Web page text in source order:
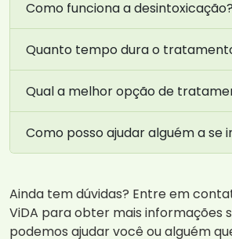
Como funciona a desintoxicação?
Quanto tempo dura o
Qual a melhor opção de
Como posso ajudar alguém a se
Ainda tem dúvidas? Entre em
ViDA para obter mais informações
podemos ajudar você ou alguém